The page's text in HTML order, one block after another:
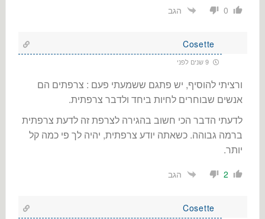
0 הגב
Cosette
ורציתי להוסיף, יש פתגם ששמעתי פעם : צרפתים הם
אנשים שבוחרים לחיות ביחד ולדבר צרפתית.
לדעתי הדבר הכי חשוב בהגירה לצרפת זה לדעת צרפתית
ברמה גבוהה. כשאתה יודע צרפתית, יהיה לך פי כמה קל
יותר.
2 הגב
Cosette